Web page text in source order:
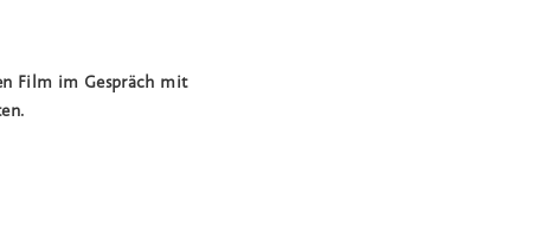
Film im Gespräch mit